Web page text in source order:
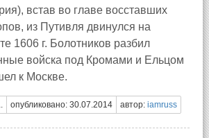
встав во главе восставших
из Путивля двинулся на
1606 г. Болотников разбил
войска под Кромами и Ельцом
к Москве.
опубликовано: 30.07.2014 автор: iamruss